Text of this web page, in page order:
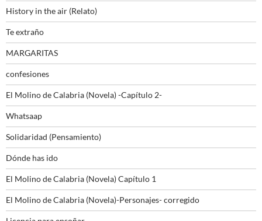
History in the air (Relato)
Te extraño
MARGARITAS
confesiones
El Molino de Calabria (Novela) -Capítulo 2-
Whatsaap
Solidaridad (Pensamiento)
Dónde has ido
El Molino de Calabria (Novela) Capítulo 1
El Molino de Calabria (Novela)-Personajes- corregido